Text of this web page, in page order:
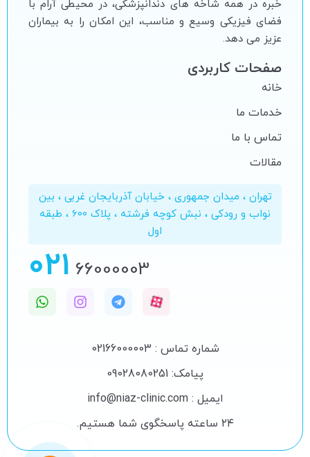
خبره در همه شاخه هاى دندانپزشکى، در محیطى آرام با
فضاى فیزیکى وسیع و مناسب، این امکان را به بیماران
عزیز مى دهد.
صفحات کاربردی
خانه
خدمات ما
تماس با ما
مقالات
تهران ، میدان جمهوری ، خیابان آذربایجان غربی ، بین
نواب و رودکی ، نبش کوچه فرشته ، پلاک 600 ، طبقه
اول
66000003
021
شماره تماس : 02166000003
پیامک: 09028080251
ایمیل : info@niaz-clinic.com
۲۴ ساعته پاسخگوی شما هستیم.